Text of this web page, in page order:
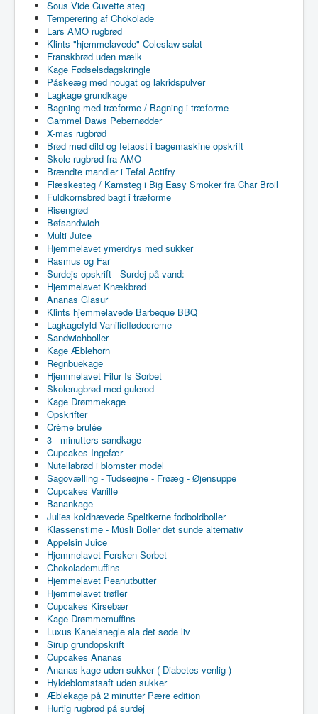
Sous Vide Cuvette steg
Temperering af Chokolade
Lars AMO rugbrød
Klints "hjemmelavede" Coleslaw salat
Franskbrød uden mælk
Kage Fødselsdagskringle
Påskeæg med nougat og lakridspulver
Lagkage grundkage
Bagning med træforme / Bagning i træforme
Gammel Daws Pebernødder
X-mas rugbrød
Brød med dild og fetaost i bagemaskine opskrift
Skole-rugbrød fra AMO
Brændte mandler i Tefal Actifry
Flæskesteg / Kamsteg i Big Easy Smoker fra Char Broil
Fuldkornsbrød bagt i træforme
Risengrød
Bøfsandwich
Multi Juice
Hjemmelavet ymerdrys med sukker
Rasmus og Far
Surdejs opskrift - Surdej på vand:
Hjemmelavet Knækbrød
Ananas Glasur
Klints hjemmelavede Barbeque BBQ
Lagkagefyld Vanilieflødecreme
Sandwichboller
Kage Æblehorn
Regnbuekage
Hjemmelavet Filur Is Sorbet
Skolerugbrød med gulerod
Kage Drømmekage
Opskrifter
Crème brulée
3 - minutters sandkage
Cupcakes Ingefær
Nutellabrød i blomster model
Sagovælling - Tudseøjne - Frøæg - Øjensuppe
Cupcakes Vanille
Banankage
Julies koldhævede Speltkerne fodboldboller
Klassenstime - Müsli Boller det sunde alternativ
Appelsin Juice
Hjemmelavet Fersken Sorbet
Chokolademuffins
Hjemmelavet Peanutbutter
Hjemmelavet trøfler
Cupcakes Kirsebær
Kage Drømmemuffins
Luxus Kanelsnegle ala det søde liv
Sirup grundopskrift
Cupcakes Ananas
Ananas kage uden sukker ( Diabetes venlig )
Hyldeblomstsaft uden sukker
Æblekage på 2 minutter Pære edition
Hurtig rugbrød på surdej